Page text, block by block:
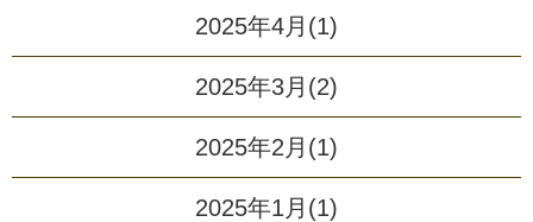
2025年4月(1)
2025年3月(2)
2025年2月(1)
2025年1月(1)